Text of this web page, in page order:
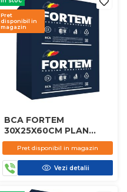
Pret
disponibil in
magazin
BCA FORTEM
30X25X60CM PLAN
D450
Pret disponibil in magazin
Vezi detalii